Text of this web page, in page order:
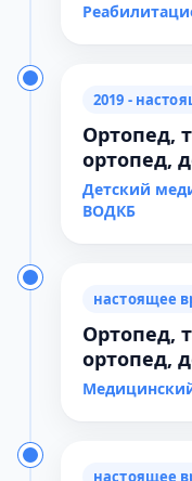
2019 -
Ортопед,
ортопед,
Детский
ВОДКБ
настоящее
Ортопед,
ортопед,
настоящее